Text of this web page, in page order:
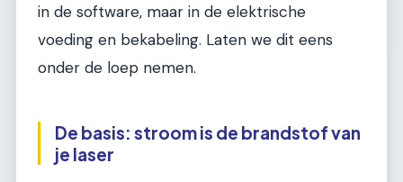
in de software, maar in de elektrische
voeding en bekabeling. Laten we dit eens
onder de loep nemen.
De basis: stroom is de brandstof van
je laser